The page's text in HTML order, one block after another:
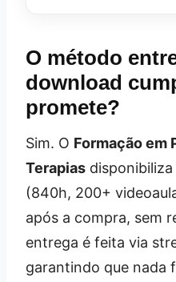
O método
download
promete?
Sim. O Formação em
Terapias
(840h, 200+
após a compra, sem
entrega é feita via
garantindo que nada